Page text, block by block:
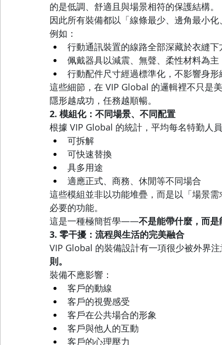
的是低調、舒適且與場景相符的保護結構。
因此所有裝備都以「線條最少、邊角最小
例如：
行動通訊裝置的線路全部深藏於衣縫下
佩戴器具以減震、無聲、柔性材料為主
行動配件尺寸經過標準化，不影響身形
這些細節，在 VIP Global 的邏輯裡不只是
隱形越成功，任務越順暢。
2. 模組化：不同場景、不同配置
根據 VIP Global 的統計，平均每名特勤人
可拆解
可快速替換
具多用途
適應正式、商務、休閒等不同場合
這些模組並非以功能堆疊，而是以「場景
必要的功能。
這是一種極簡哲學——不是能帶什麼，而
3. 零干擾：流程與生活的完美融合
VIP Global 的裝備設計有一項很少被外界
則。
裝備不應影響：
客戶的動線
客戶的視覺感受
客戶在公共場合的形象
客戶與他人的互動
客戶的心理壓力